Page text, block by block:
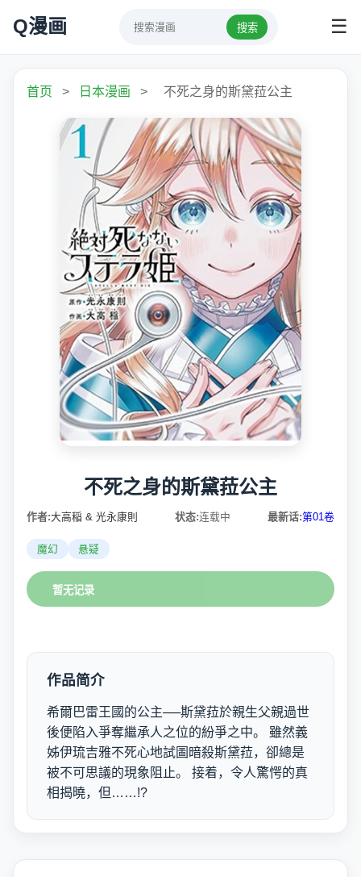
Q漫画 搜索 ☰
首页 > 日本漫画 > 不死之身的斯黛菈公主
不死之身的斯黛菈公主
作者:大高稲 & 光永康則 状态:连载中 最新话:第01卷
魔幻 悬疑
暂无记录
作品简介
希爾巴雷王國的公主──斯黛菈於親生父親過世
後便陷入爭奪繼承人之位的紛爭之中。 雖然義
姊伊琉吉雅不死心地試圖暗殺斯黛菈，卻總是
被不可思議的現象阻止。 接着，令人驚愕的真
相揭曉，但……!?